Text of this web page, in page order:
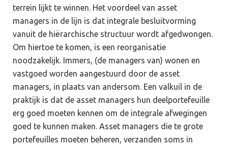
terrein lijkt te winnen. Het voordeel van asset
managers in de lijn is dat integrale besluitvorming
vanuit de hiërarchische structuur wordt afgedwongen.
Om hiertoe te komen, is een reorganisatie
noodzakelijk. Immers, (de managers van) wonen en
vastgoed worden aangestuurd door de asset
managers, in plaats van andersom. Een valkuil in de
praktijk is dat de asset managers hun deelportefeuille
erg goed moeten kennen om de integrale afwegingen
goed te kunnen maken. Asset managers die te grote
portefeuilles moeten beheren, verzanden soms in